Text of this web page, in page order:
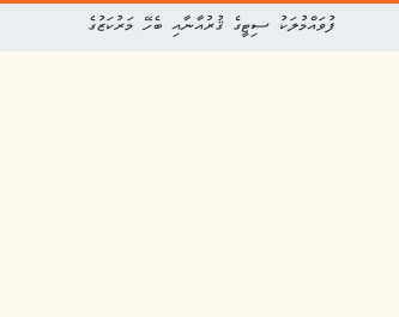
ފުވައްމުލަކު ސިޓީގެ ޤުރުއާނާއި ބެހޭ މަރުކަޒުގެ